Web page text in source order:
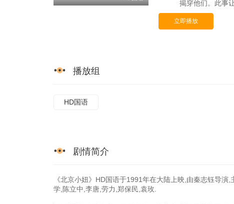
揭穿他们。此事
立即播放
播放组
HD国语
剧情简介
《北京小妞》HD国语于1991年在大陆上映,由秦志钰导
学,陈立中,李唐,劳力,郑保民,袁玫.